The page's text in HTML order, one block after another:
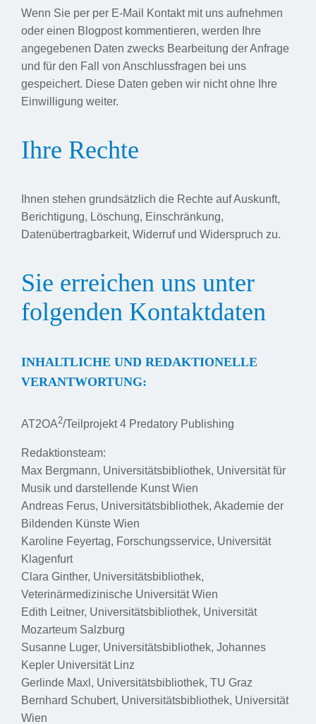
Wenn Sie per per E-Mail Kontakt mit uns aufnehmen
oder einen Blogpost kommentieren, werden Ihre
angegebenen Daten zwecks Bearbeitung der Anfrage
und für den Fall von Anschlussfragen bei uns
gespeichert. Diese Daten geben wir nicht ohne Ihre
Einwilligung weiter.
Ihre Rechte
Ihnen stehen grundsätzlich die Rechte auf Auskunft,
Berichtigung, Löschung, Einschränkung,
Datenübertragbarkeit, Widerruf und Widerspruch zu.
Sie erreichen uns unter
folgenden Kontaktdaten
INHALTLICHE UND REDAKTIONELLE
VERANTWORTUNG:
AT2OA2/Teilprojekt 4 Predatory Publishing
Redaktionsteam:
Max Bergmann, Universitätsbibliothek, Universität für
Musik und darstellende Kunst Wien
Andreas Ferus, Universitätsbibliothek, Akademie der
Bildenden Künste Wien
Karoline Feyertag, Forschungsservice, Universität
Klagenfurt
Clara Ginther, Universitätsbibliothek,
Veterinärmedizinische Universität Wien
Edith Leitner, Universitätsbibliothek, Universität
Mozarteum Salzburg
Susanne Luger, Universitätsbibliothek, Johannes
Kepler Universität Linz
Gerlinde Maxl, Universitätsbibliothek, TU Graz
Bernhard Schubert, Universitätsbibliothek, Universität
Wien